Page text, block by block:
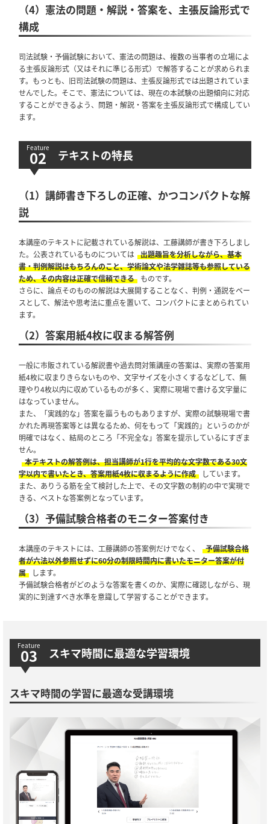
（4）憲法の問題・解説・答案を、主張反論形式で
構成
司法試験・予備試験において、憲法の問題は、複数の当事者の立場によ
る主張反論形式（又はそれに準じる形式）で解答することが求められま
す。もっとも、旧司法試験の問題は、主張反論形式では出題されていま
せんでした。そこで、憲法については、現在の本試験の出題傾向に対応
することができるよう、問題・解説・答案を主張反論形式で構成してい
ます。
テキストの特長
（1）講師書き下ろしの正確、かつコンパクトな解
説
本講座のテキストに記載されている解説は、工藤講師が書き下ろしまし
た。公表されているものについては 出題趣旨を分析しながら、基本
書・判例解説はもちろんのこと、学術論文や法学雑誌等も参照している
ため、その内容は正確で信頼できる
ものです。
さらに、論点そのものの解説は大展開することなく、判例・通説をベー
スとして、解法や思考法に重点を置いて、コンパクトにまとめられてい
ます。
（2）答案用紙4枚に収まる解答例
一般に市販されている解説書や過去問対策講座の答案は、実際の答案用
紙4枚に収まりきらないものや、文字サイズを小さくするなどして、無
理やり4枚以内に収めているものが多く、実際に現場で書ける文字量に
はなっていません。
また、「実践的な」答案を謳うものもありますが、実際の試験現場で書
かれた再現答案等とは異なるため、何をもって「実践的」というのかが
明確ではなく、結局のところ「不完全な」答案を提示しているにすぎま
せん。
本テキストの解答例は、担当講師が1行を平均的な文字数である30文
字以内で書いたとき、答案用紙4枚に収まるように作成
しています。
また、ありうる筋を全て検討した上で、その文字数の制約の中で実現で
きる、ベストな答案例となっています。
（3）予備試験合格者のモニター答案付き
本講座のテキストには、工藤講師の答案例だけでなく、
予備試験合格
者が六法以外参照せずに60分の制限時間内に書いたモニター答案が付
属
します。
予備試験合格者がどのような答案を書くのか、実際に確認しながら、現
実的に到達すべき水準を意識して学習することができます。
スキマ時間に最適な学習環境
スキマ時間の学習に最適な受講環境